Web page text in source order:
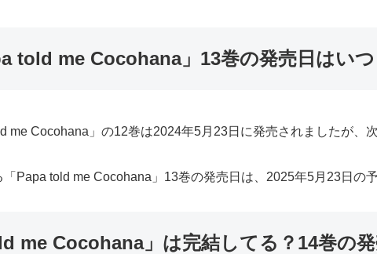
told me Cocohana」13巻の発売日はいつ
me Cocohana」の12巻は2024年5月23日に発売されましたが、
Papa told me Cocohana」13巻の発売日は、2025年5月23日の
me Cocohana」は完結してる？14巻の